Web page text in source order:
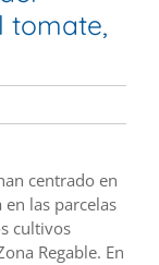
tomate,
centrado en
las parcelas
cultivos
Regable. En